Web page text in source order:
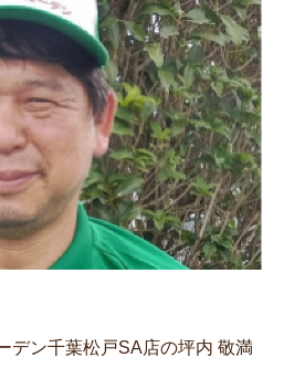
デン千葉松戸SA店の坪内 敬満